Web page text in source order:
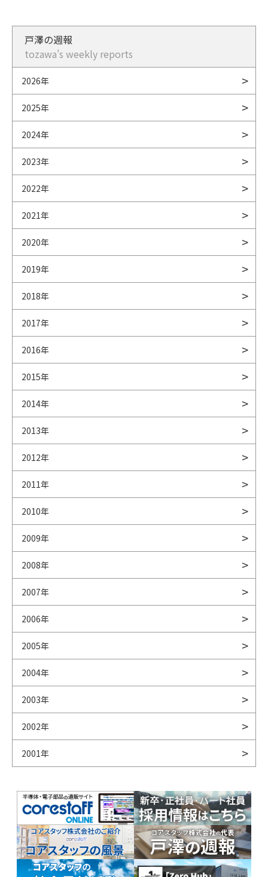
戸澤の週報
tozawa's weekly reports
2026年
2025年
2024年
2023年
2022年
2021年
2020年
2019年
2018年
2017年
2016年
2015年
2014年
2013年
2012年
2011年
2010年
2009年
2008年
2007年
2006年
2005年
2004年
2003年
2002年
2001年